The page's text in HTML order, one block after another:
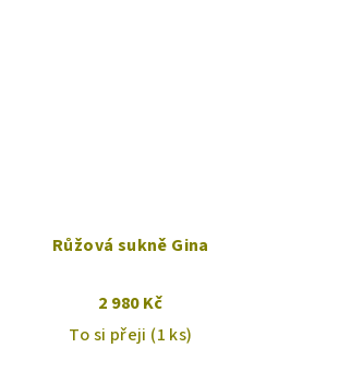
Růžová sukně Gina
2 980 Kč
To si přeji (1 ks)